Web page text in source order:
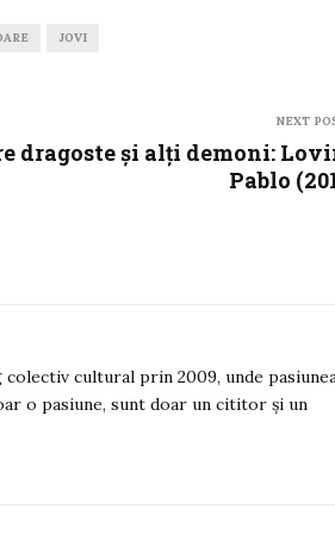
JOVI
NEXT
dragoste și alți demoni:
Pablo
colectiv cultural prin 2009, unde
o pasiune, sunt doar un cititor și un